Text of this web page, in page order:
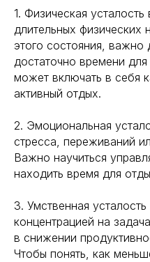
1. Физическая усталость
длительных физических
этого состояния, важно
достаточно времени
может включать в себя
активный отдых.
2. Эмоциональная
стресса, переживаний
Важно научиться
находить время для
3. Умственная
концентрацией на
в снижении
Чтобы понять, как